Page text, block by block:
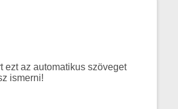
ezt az automatikus szöveget